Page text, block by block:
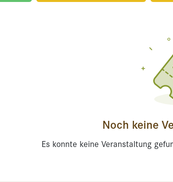
Noch keine
Es konnte keine Veranstaltung